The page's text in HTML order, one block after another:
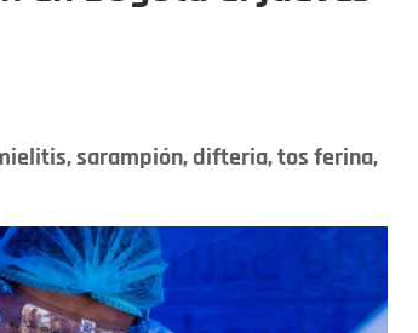
sarampión, difteria, tos ferina,